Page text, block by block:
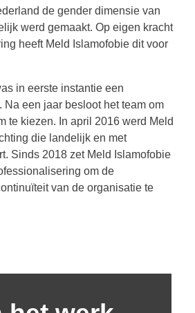
de gender dimensie van
werd gemaakt. Op eigen kracht
heeft Meld Islamofobie dit voor
in eerste instantie een
Na een jaar besloot het team om
te kiezen. In april 2016 werd Meld
die landelijk en met
Sinds 2018 zet Meld Islamofobie
om de
van de organisatie te